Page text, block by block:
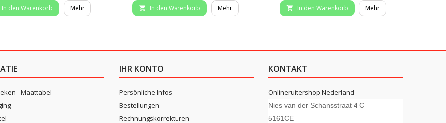
In den Warenkorb Mehr  In den Warenkorb Mehr  In den Warenkorb Mehr
- Maattabel
IHR KONTO
Persönliche Infos
Bestellungen
Rechnungskorrekturen
KONTAKT
Onlineruitershop Nederland
Nies van der Schansstraat 4 C
5161CE